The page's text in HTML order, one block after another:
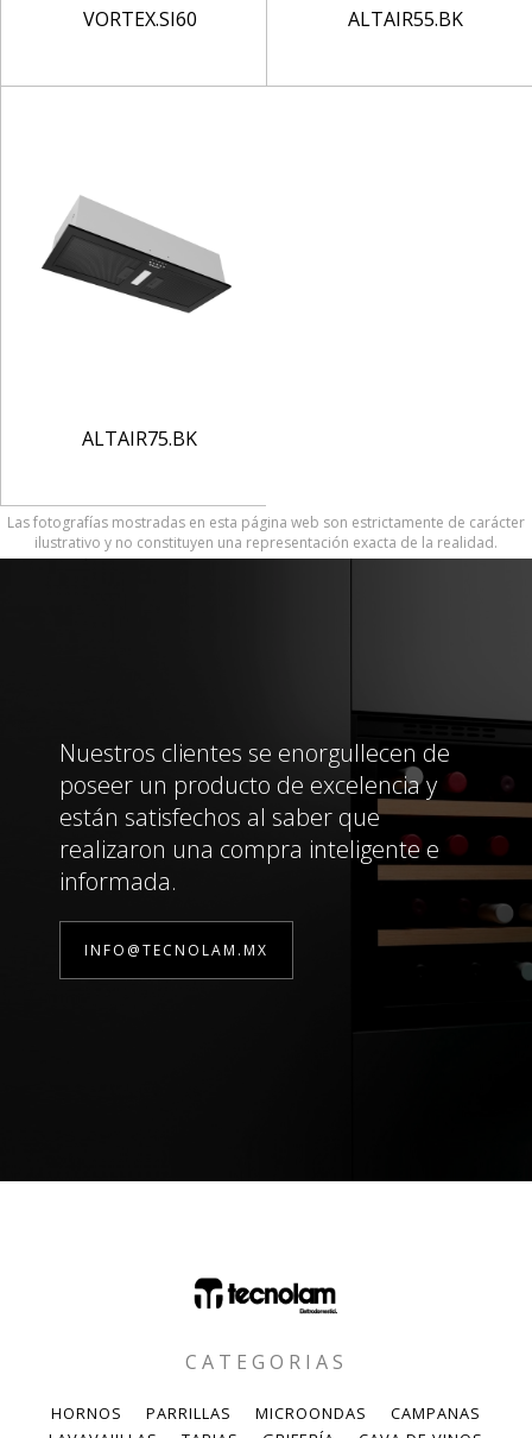
VORTEX.SI60 ALTAIR55.BK
ALTAIR75.BK
Las fotografías mostradas en esta página web son estrictamente de carácter
ilustrativo y no constituyen una representación exacta de la realidad.
Nuestros clientes se enorgullecen de
poseer un producto de excelencia y
están satisfechos al saber que
realizaron una compra inteligente e
informada.
INFO@TECNOLAM.MX
CATEGORIAS
HORNOS PARRILLAS MICROONDAS
CAMPANAS